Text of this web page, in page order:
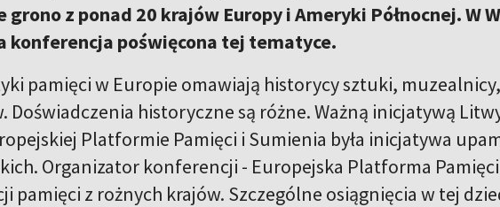
z ponad 20 krajów Europy i Ameryki Północnej. W
konferencja poświęcona tej tematyce.
pamięci w Europie omawiają historycy sztuki,
Doświadczenia historyczne są różne. Ważną inicjatywą
Platformie Pamięci i Sumienia była inicjatywa
Organizator konferencji - Europejska Platforma Pamięci
pamięci z rożnych krajów. Szczególne osiągnięcia w tej